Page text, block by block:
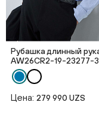
Рубашка длинный
AW26CR2-19-23277-
Цена: 279 990 UZS